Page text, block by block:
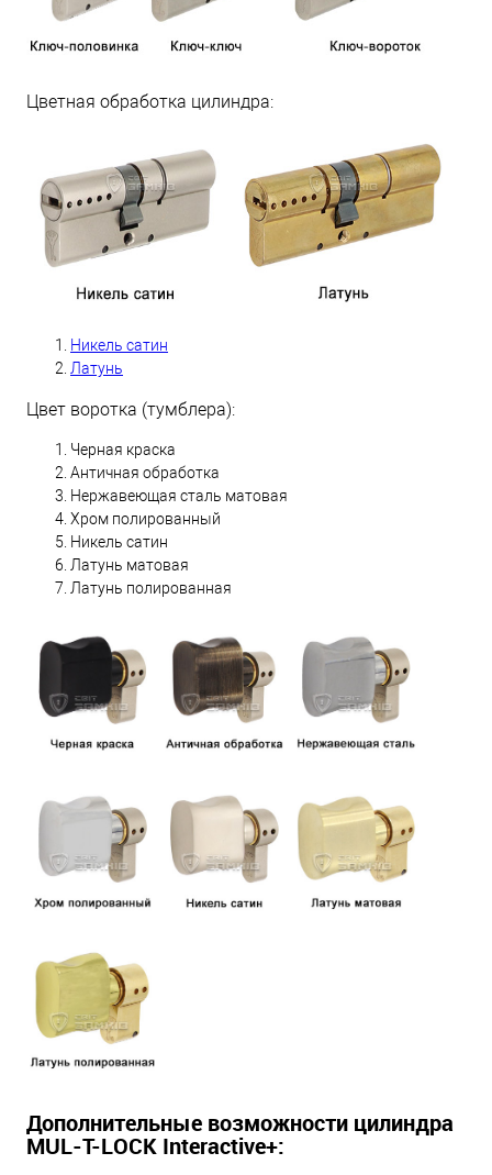
Цветная обработка цилиндра:
Никель сатин
Латунь
Цвет воротка (тумблера):
Черная краска
Античная обработка
Нержавеющая сталь матовая
Хром полированный
Никель сатин
Латунь матовая
Латунь полированная
Дополнительные возможности цилиндра
MUL-T-LOCK Interactive+: